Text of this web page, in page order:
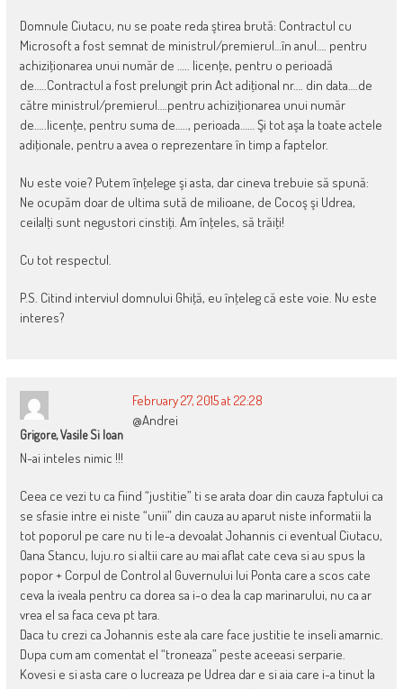
Domnule Ciutacu, nu se poate reda ştirea brută: Contractul cu
Microsoft a fost semnat de ministrul/premierul…în anul…. pentru
achiziţionarea unui număr de ….. licenţe, pentru o perioadă
de…..Contractul a fost prelungit prin Act adiţional nr…. din data….de
către ministrul/premierul….pentru achiziţionarea unui număr
de…..licenţe, pentru suma de….., perioada…… Şi tot aşa la toate actele
adiţionale, pentru a avea o reprezentare în timp a faptelor.
Nu este voie? Putem înţelege şi asta, dar cineva trebuie să spună:
Ne ocupăm doar de ultima sută de milioane, de Cocoş şi Udrea,
ceilalţi sunt negustori cinstiţi. Am înţeles, să trăiţi!
Cu tot respectul.
P.S. Citind interviul domnului Ghiţă, eu înţeleg că este voie. Nu este
interes?
Grigore, Vasile Si Ioan
February 27, 2015 at 22:28
@Andrei
N-ai inteles nimic !!!
Ceea ce vezi tu ca fiind “justitie” ti se arata doar din cauza faptului ca
se sfasie intre ei niste “unii” din cauza au aparut niste informatii la
tot poporul pe care nu ti le-a devoalat Johannis ci eventual Ciutacu,
Oana Stancu, luju.ro si altii care au mai aflat cate ceva si au spus la
popor + Corpul de Control al Guvernului lui Ponta care a scos cate
ceva la iveala pentru ca dorea sa i-o dea la cap marinarului, nu ca ar
vrea el sa faca ceva pt tara.
Daca tu crezi ca Johannis este ala care face justitie te inseli amarnic.
Dupa cum am comentat el “troneaza” peste aceeasi serparie.
Kovesi e si asta care o lucreaza pe Udrea dar e si aia care i-a tinut la